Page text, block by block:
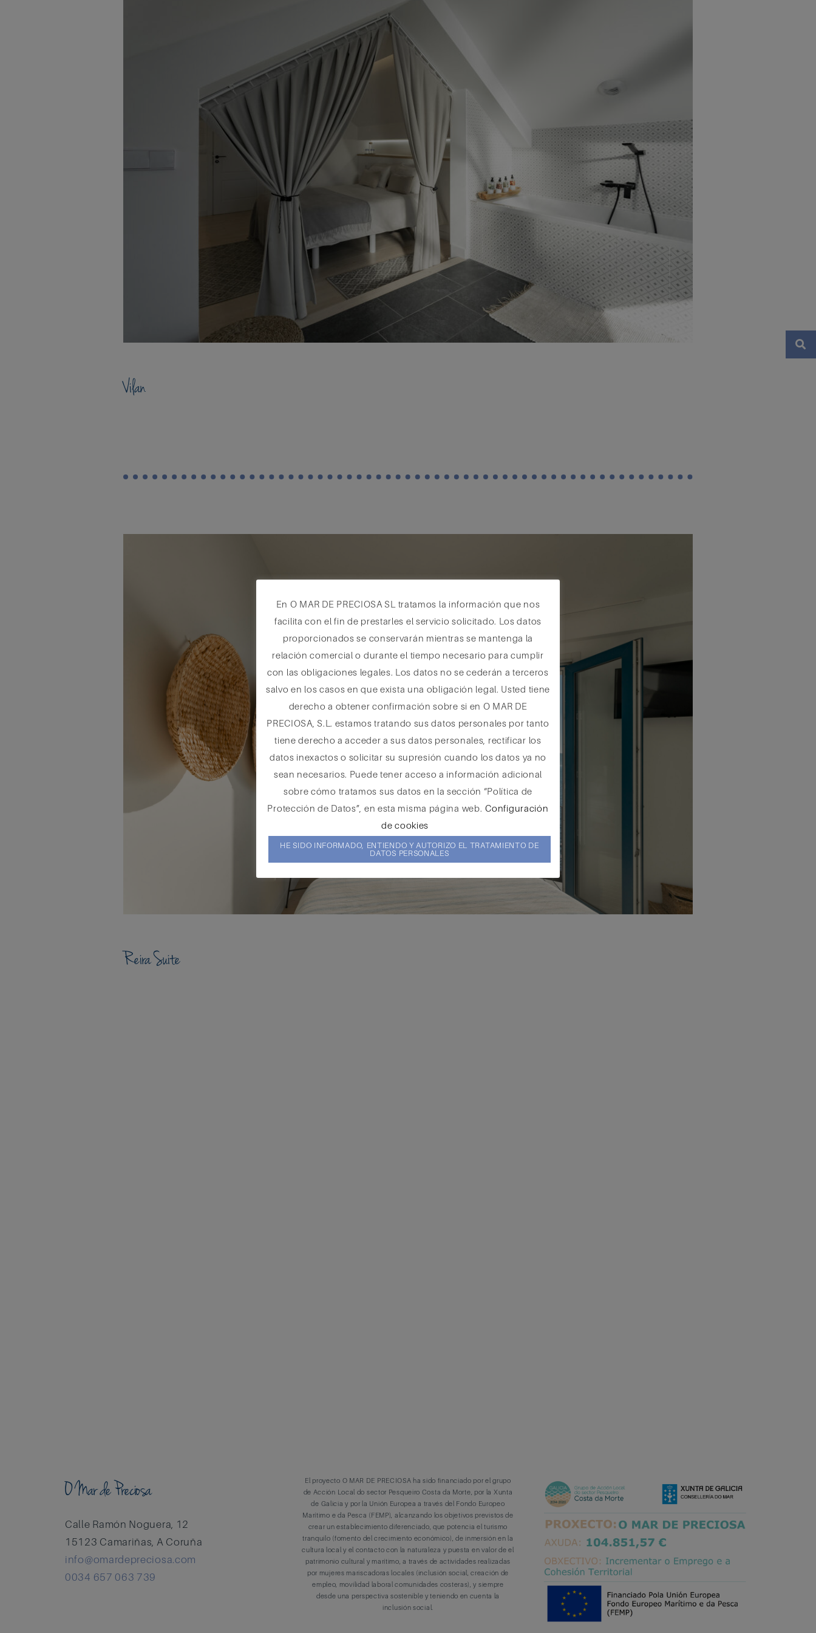
Vilan
Reira Suite
O Mar de Preciosa
Calle Ramón Noguera, 12
15123 Camariñas, A Coruña
info@omardepreciosa.com
0034 657 063 739
El proyecto O MAR DE PRECIOSA ha sido financiado por el grupo
de Acción Local do sector Pesqueiro Costa da Morte, por la Xunta
de Galicia y por la Unión Europea a través del Fondo Europeo
Marítimo e da Pesca (FEMP), alcanzando los objetivos previstos de
crear un establecimiento diferenciado, que potencia el turismo
tranquilo (fomento del crecimiento económico), de inmersión en la
cultura local y el contacto con la naturaleza y puesta en valor de el
patrimonio cultural y marítimo, a través de actividades realizadas
por mujeres mariscadoras locales (inclusión social, creación de
empleo, movilidad laboral comunidades costeras), y siempre
desde una perspectiva sostenible y teniendo en cuenta la
inclusión social.
En O MAR DE PRECIOSA SL tratamos la información que nos
facilita con el fin de prestarles el servicio solicitado. Los datos
proporcionados se conservarán mientras se mantenga la
relación comercial o durante el tiempo necesario para cumplir
con las obligaciones legales. Los datos no se cederán a terceros
salvo en los casos en que exista una obligación legal. Usted tiene
derecho a obtener confirmación sobre si en O MAR DE
PRECIOSA, S.L. estamos tratando sus datos personales por tanto
tiene derecho a acceder a sus datos personales, rectificar los
datos inexactos o solicitar su supresión cuando los datos ya no
sean necesarios. Puede tener acceso a información adicional
sobre cómo tratamos sus datos en la sección “Política de
Protección de Datos”, en esta misma página web. Configuración
de cookies
HE SIDO INFORMADO, ENTIENDO Y AUTORIZO EL TRATAMIENTO DE
DATOS PERSONALES